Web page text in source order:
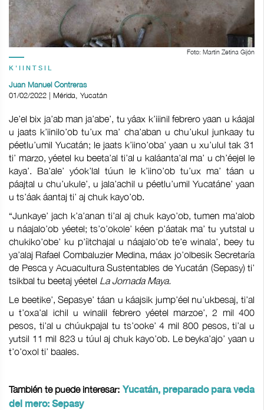
Foto: Martin Zetina Gijón
K'IINTSIL
Juan Manuel Contreras
01/02/2022 | Mérida, Yucatán
Je’el bix ja’ab man ja’abe’, tu yáax k’iiinil febrero yaan u káajal
u jaats k’iinilo’ob tu’ux ma’ cha’aban u chu’ukul junkaay tu
péetlu’umil Yucatán; le jaats k’iino’oba’ yaan u xu’ulul tak 31
ti’ marzo, yéetel ku beeta’al ti’al u kaláanta’al ma’ u ch’éejel le
kaya’. Ba’ale’ yóok’lal túun le k’iino’ob tu’ux ma’ táan u
páajtal u chu’ukule’, u jala’achil u péetlu’umil Yucatáne’ yaan
u ts’áak áantaj ti’ aj chuk kayo’ob.
“Junkaye’ jach k’a’anan ti’al aj chuk kayo’ob, tumen ma’alob
u náajalo’ob yéetel; ts’o’okole’ kéen p’áatak ma’ tu yutstal u
chukiko’obe’ ku p’íitchajal u náajalo’ob te’e winala’, beey tu
ya’alaj Rafael Combaluzier Medina, máax jo’olbesik Secretaría
de Pesca y Acuacultura Sustentables de Yucatán (Sepasy) ti’
tsikbal tu beetaj yéetel La Jornada Maya.
Le beetike’, Sepasye’ táan u káajsik jump’éel nu’ukbesaj, ti’al
u t’oxa’al ichil u winalil febrero yéetel marzoe’, 2 mil 400
pesos, ti’al u chúukpajal tu ts’ooke’ 4 mil 800 pesos, ti’al u
yutsil 11 mil 823 u túul aj chuk kayo’ob. Le beyka’ajo’ yaan u
t’o’oxol ti’ baales.
También te puede interesar: Yucatán, preparado para veda
del mero: Sepasy